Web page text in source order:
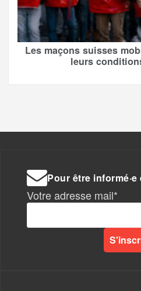
Les maçons suisses
leurs
Pour être
Votre adresse mail*